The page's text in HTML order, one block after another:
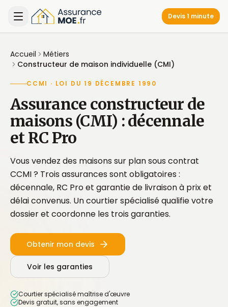
Devis 1 minute
Accueil
Métiers
Constructeur de maison individuelle (CMI)
CCMI · LOI DU 19 DÉCEMBRE 1990
Assurance constructeur de
maisons (CMI) : décennale
et RC Pro
Vous vendez des maisons sur plan sous contrat
CCMI ? Trois assurances sont obligatoires :
décennale, RC Pro et garantie de livraison à prix et
délai convenus. Un courtier spécialisé qualifie votre
dossier et coordonne les trois garanties.
Obtenir mon devis
Voir les garanties
Courtier spécialisé maîtrise d'œuvre
Devis gratuit, sans engagement